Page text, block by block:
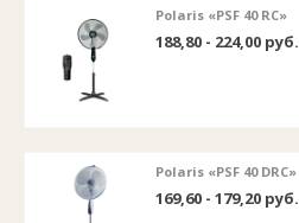
Polaris «PSF 40 RC»
188,80 - 224,00 руб.
Polaris «PSF 40 DRC»
169,60 - 179,20 руб.